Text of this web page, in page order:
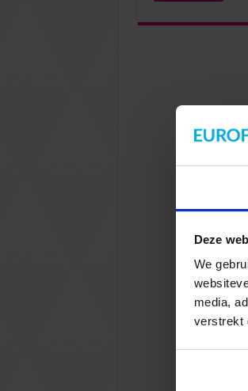
Deze
We
media,
verstrekt